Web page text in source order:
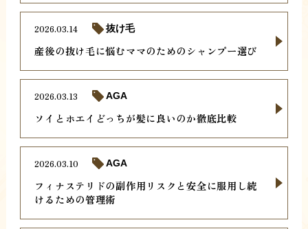
産後の抜け毛に悩むママのためのシャンプー選び
2026.03.14 抜け毛
ソイとホエイどっちが髪に良いのか徹底比較
2026.03.13 AGA
フィナステリドの副作用リスクと安全に服用し続
けるための管理術
2026.03.10 AGA